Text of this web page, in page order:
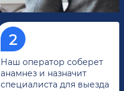
Наш оператор соберет
анамнез и назначит
специалиста для выезда